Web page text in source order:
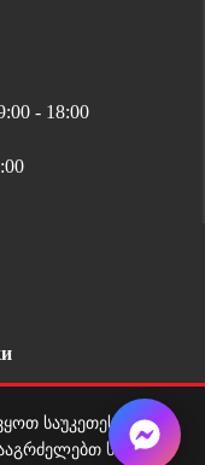
- 18:00
საუკეთესო
საიტის